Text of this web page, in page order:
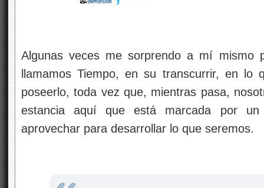
Algunas veces me sorprendo a mí mismo
llamamos Tiempo, en su transcurrir, en
poseerlo, toda vez que, mientras pasa,
estancia aquí que está marcada por un
aprovechar para desarrollar lo que seremos.